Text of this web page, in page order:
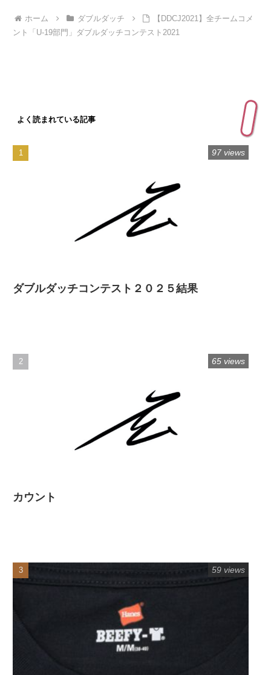
ホーム ダブルダッチ
【DDCJ2021】全チームコメ
ント「U-19部門」ダブルダッチコンテスト2021
よく読まれている記事
ダブルダッチコンテスト２０２５結果
97 views
カウント
65 views
59 views